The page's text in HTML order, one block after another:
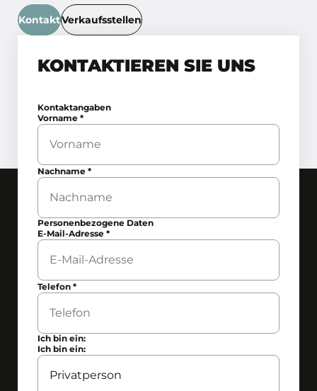
KontaktVerkaufsstellen
KONTAKTIEREN SIE UNS
Kontaktangaben
Vorname*
Nachname*
Personenbezogene Daten
E-Mail-Adresse*
Telefon*
Ich bin ein:
Ich bin ein: